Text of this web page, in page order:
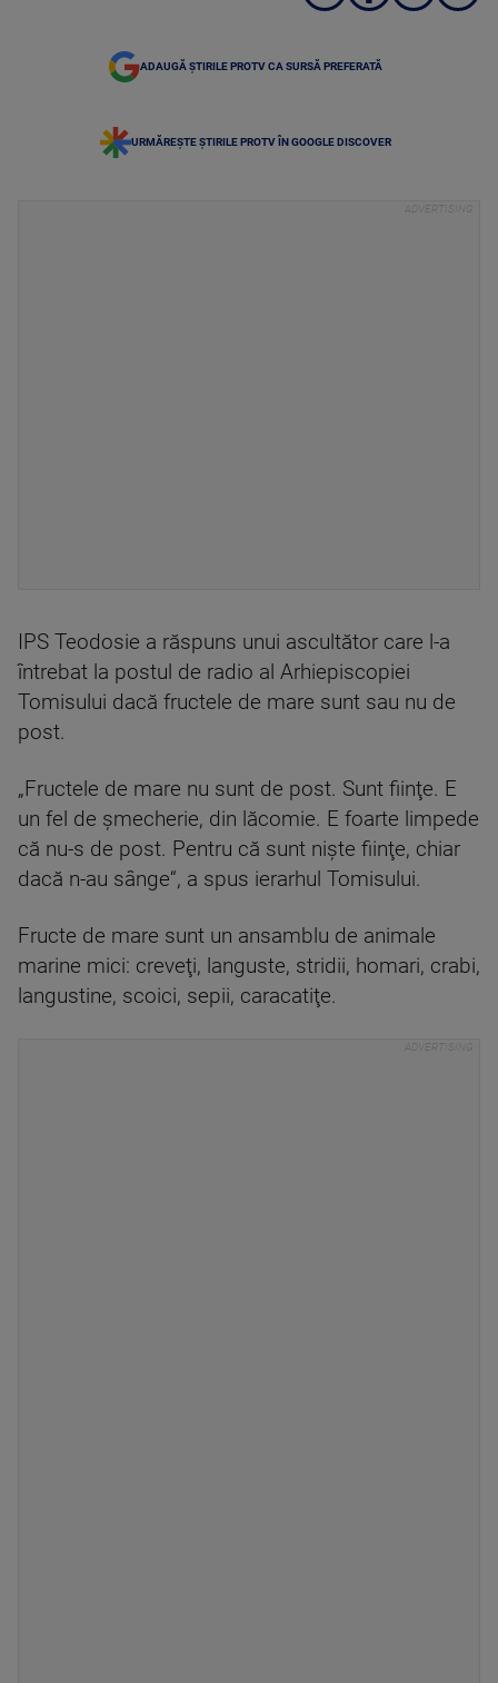
ADAUGĂ ȘTIRILE PROTV CA SURSĂ PREFERATĂ
URMĂREȘTE ȘTIRILE PROTV ÎN GOOGLE DISCOVER
IPS Teodosie a răspuns unui ascultător care l-a
întrebat la postul de radio al Arhiepiscopiei
Tomisului dacă fructele de mare sunt sau nu de
post.
„Fructele de mare nu sunt de post. Sunt fiinţe. E
un fel de şmecherie, din lăcomie. E foarte limpede
că nu-s de post. Pentru că sunt nişte fiinţe, chiar
dacă n-au sânge“, a spus ierarhul Tomisului.
Fructe de mare sunt un ansamblu de animale
marine mici: creveţi, languste, stridii, homari, crabi,
langustine, scoici, sepii, caracatiţe.